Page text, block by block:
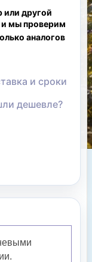
или другой
и мы проверим
аналогов
и сроки
дешевле?